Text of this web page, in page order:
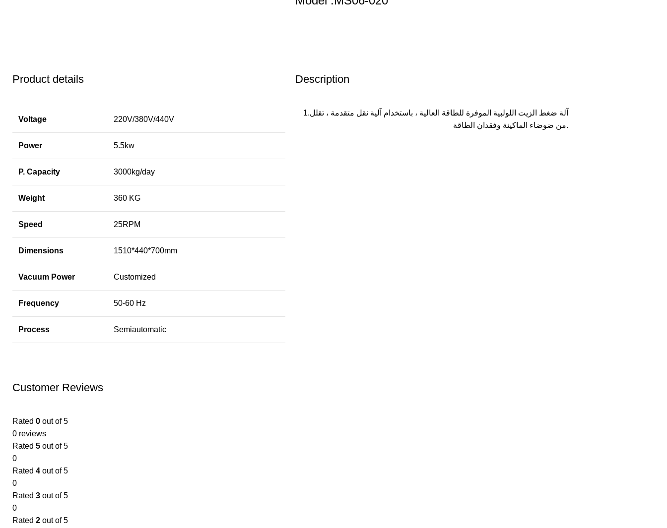
Product details
Voltage 220V/380V/440V
Power 5.5kw
P. Capacity 3000kg/day
Weight 360 KG
Speed 25RPM
Dimensions 1510*440*700mm
Vacuum Power Customized
Frequency 50-60 Hz
Process Semiautomatic
Description
1.آلة ضغط الزيت اللولبية الموفرة للطاقة العالية ، باستخدام آلية نقل متقدمة ، تقلل
من ضوضاء الماكينة وفقدان الطاقة.
Customer Reviews
Rated 0 out of 5
0 reviews
Rated 5 out of 5
0
Rated 4 out of 5
0
Rated 3 out of 5
0
Rated 2 out of 5